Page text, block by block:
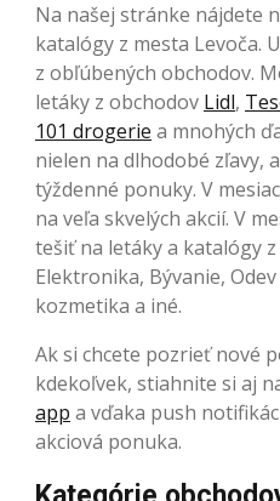
Na našej stránke nájdete
katalógy z mesta Levoča.
z obľúbených obchodov.
letáky z obchodov Lidl,
101 drogerie a mnohých
nielen na dlhodobé zľavy,
týždenné ponuky. V
na veľa skvelých akcií. V
tešiť na letáky a katalógy
Elektronika, Bývanie,
kozmetika a iné.
Ak si chcete pozrieť nové
kdekoľvek, stiahnite si aj
app a vďaka push
akciová ponuka.